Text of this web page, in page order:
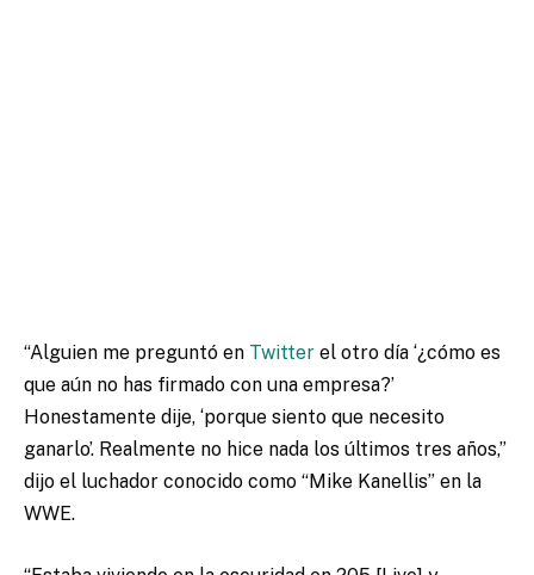
“Alguien me preguntó en Twitter el otro día ‘¿cómo es
que aún no has firmado con una empresa?’
Honestamente dije, ‘porque siento que necesito
ganarlo’. Realmente no hice nada los últimos tres años,”
dijo el luchador conocido como “Mike Kanellis” en la
WWE.